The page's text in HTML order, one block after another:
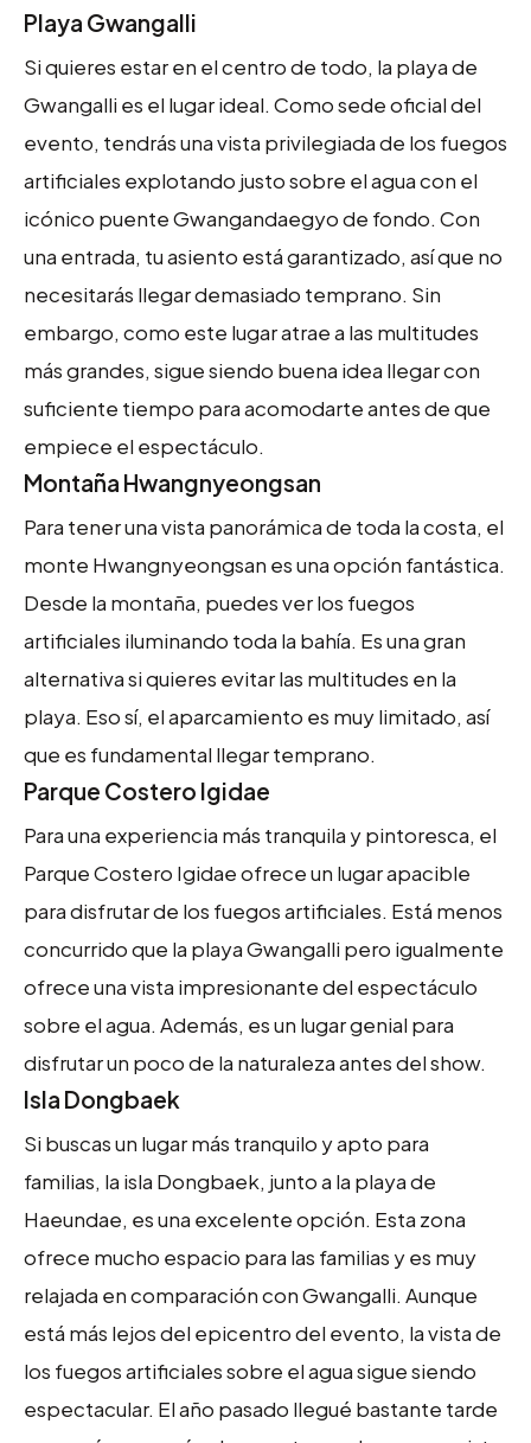
Playa Gwangalli
Si quieres estar en el centro de todo, la playa de
Gwangalli es el lugar ideal. Como sede oficial del
evento, tendrás una vista privilegiada de los fuegos
artificiales explotando justo sobre el agua con el
icónico puente Gwangandaegyo de fondo. Con
una entrada, tu asiento está garantizado, así que no
necesitarás llegar demasiado temprano. Sin
embargo, como este lugar atrae a las multitudes
más grandes, sigue siendo buena idea llegar con
suficiente tiempo para acomodarte antes de que
empiece el espectáculo.
Montaña Hwangnyeongsan
Para tener una vista panorámica de toda la costa, el
monte Hwangnyeongsan es una opción fantástica.
Desde la montaña, puedes ver los fuegos
artificiales iluminando toda la bahía. Es una gran
alternativa si quieres evitar las multitudes en la
playa. Eso sí, el aparcamiento es muy limitado, así
que es fundamental llegar temprano.
Parque Costero Igidae
Para una experiencia más tranquila y pintoresca, el
Parque Costero Igidae ofrece un lugar apacible
para disfrutar de los fuegos artificiales. Está menos
concurrido que la playa Gwangalli pero igualmente
ofrece una vista impresionante del espectáculo
sobre el agua. Además, es un lugar genial para
disfrutar un poco de la naturaleza antes del show.
Isla Dongbaek
Si buscas un lugar más tranquilo y apto para
familias, la isla Dongbaek, junto a la playa de
Haeundae, es una excelente opción. Esta zona
ofrece mucho espacio para las familias y es muy
relajada en comparación con Gwangalli. Aunque
está más lejos del epicentro del evento, la vista de
los fuegos artificiales sobre el agua sigue siendo
espectacular. El año pasado llegué bastante tarde